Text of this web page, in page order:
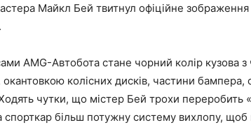
Майкл Бей твитнул офіційне зображення
AMG-Автобота стане чорний колір кузова
окантовкою колісних дисків, частини бампера,
чутки, що містер Бей трохи переробить
спорткар більш потужну систему вихлопу,